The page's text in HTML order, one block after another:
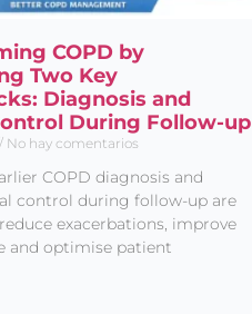
COPD by
Two Key
Diagnosis and
During Follow-up
No hay comentarios
COPD diagnosis and
control during follow-up are
exacerbations, improve
and optimise patient